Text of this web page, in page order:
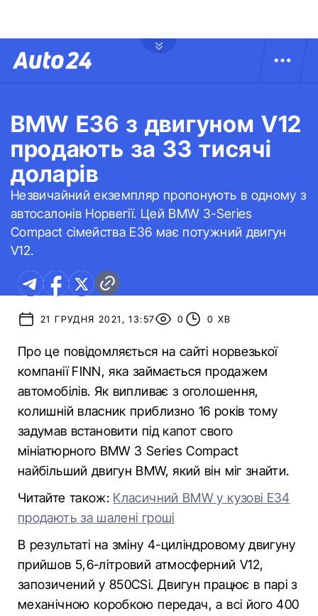
BMW E36 з двигуном V12
продають за 33 тисячі
доларів
Незвичайний екземпляр пропонують в одному з
автосалонів Норвегії. Цей BMW 3-Series
Compact сімейства E36 має потужний двигун
V12.
21 ГРУДНЯ 2021, 13:57 0 0 ХВ
Про це повідомляється на сайті норвезької
компанії FINN, яка займається продажем
автомобілів. Як випливає з оголошення,
колишній власник приблизно 16 років тому
задумав встановити під капот свого
мініатюрного BMW 3 Series Compact
найбільший двигун BMW, який він міг знайти.
Читайте також: Класичний BMW у кузові Е34
продають за шалені гроші
В результаті на зміну 4-циліндровому двигуну
прийшов 5,6-літровий атмосферний V12,
запозичений у 850CSi. Двигун працює в парі з
механічною коробкою передач, а всі його 400